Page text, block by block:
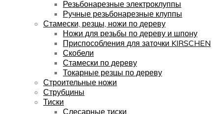
Резьбонарезные электроклуппы
Ручные резьбонарезные клуппы
Стамески, резцы, ножи по дереву
Ножи для резьбы по дереву и шпону
Приспособления для заточки KIRSCHEN
Скобели
Стамески по дереву
Токарные резцы по дереву
Строительные ножи
Струбцины
Тиски
Слесарные тиски